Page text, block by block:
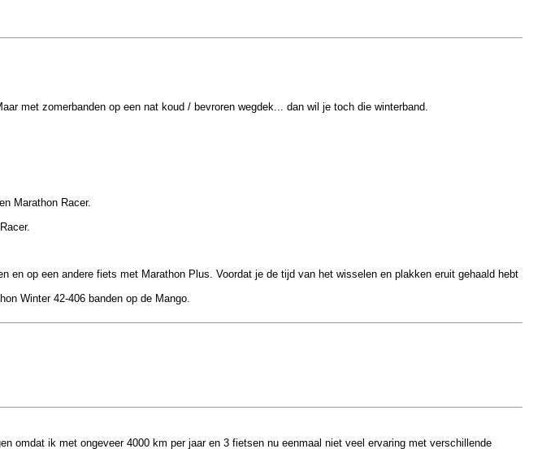
met zomerbanden op een nat koud / bevroren wegdek... dan wil je toch die winterband.
Marathon Racer.
en op een andere fiets met Marathon Plus. Voordat je de tijd van het wisselen en plakken eruit gehaald hebt
Winter 42-406 banden op de Mango.
omdat ik met ongeveer 4000 km per jaar en 3 fietsen nu eenmaal niet veel ervaring met verschillende